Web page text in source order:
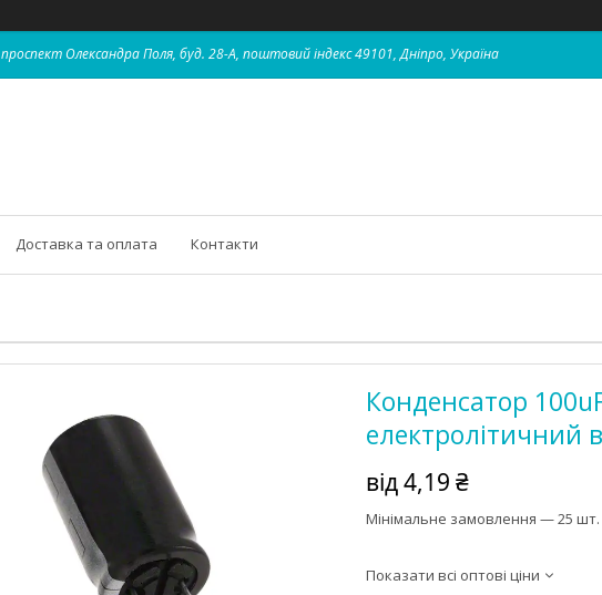
проспект Олександра Поля, буд. 28-А, поштовий індекс 49101, Дніпро, Україна
Доставка та оплата Контакти
Конденсатор
електролітичний
від4,19 ₴
Мінімальне замовлення — 25 шт.
Показати всі оптові ціни